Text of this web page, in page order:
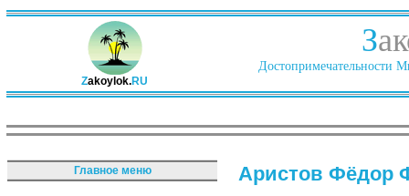
Zakoylok.RU
З
Достопримечательности
Главное меню Аристов Фёдор